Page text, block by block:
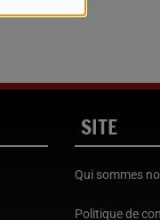
SITE
Qui sommes
Politique de